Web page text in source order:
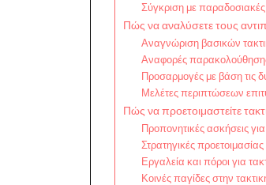
Σύγκριση με παραδοσιακές
Πώς να αναλύσετε τους
Αναγνώριση βασικών
Αναφορές
Προσαρμογές με βάση τις
Μελέτες περιπτώσεων
Πώς να προετοιμαστείτε
Προπονητικές ασκήσεις
Στρατηγικές
Εργαλεία και πόροι για
Κοινές παγίδες στην